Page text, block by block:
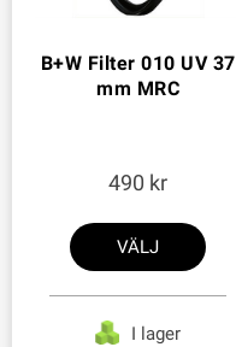
B+W Filter 010 UV 37
mm MRC
490
VÄLJ
I lager